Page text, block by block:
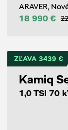
ARAVER,
18 990 €
ZĽAVA 3439 €
Kamiq
1,0 TSI 70